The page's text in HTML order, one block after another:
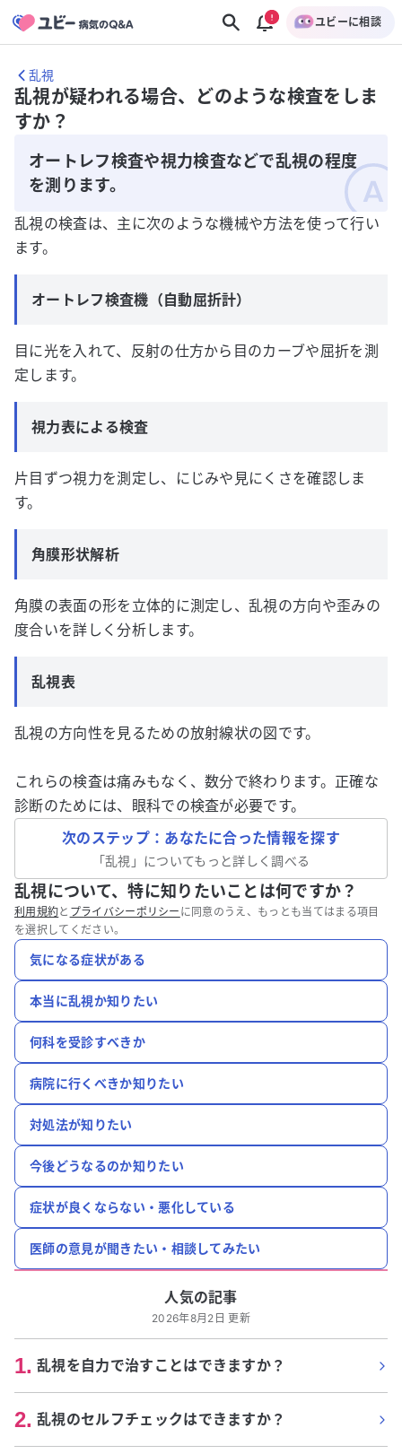
ユビーに相談
乱視
乱視が疑われる場合、どのような検査をしま
すか？
オートレフ検査や視力検査などで乱視の程度
を測ります。
乱視の検査は、主に次のような機械や方法を使って行い
ます。
オートレフ検査機（自動屈折計）
目に光を入れて、反射の仕方から目のカーブや屈折を測
定します。
視力表による検査
片目ずつ視力を測定し、にじみや見にくさを確認しま
す。
角膜形状解析
角膜の表面の形を立体的に測定し、乱視の方向や歪みの
度合いを詳しく分析します。
乱視表
乱視の方向性を見るための放射線状の図です。
これらの検査は痛みもなく、数分で終わります。正確な
診断のためには、眼科での検査が必要です。
次のステップ：あなたに合った情報を探す
「乱視 」についてもっと詳しく調べる
乱視について、特に知りたいことは何ですか？
利用規約と プライバシーポリシー に同意のうえ、もっとも当てはまる項目
を選択してください。
気になる症状がある
本当に乱視か知りたい
何科を受診すべきか
病院に行くべきか知りたい
対処法が知りたい
今後どうなるのか知りたい
症状が良くならない・悪化している
医師の意見が聞きたい・相談してみたい
人気の記事
2026年8月2日 更新
1. 乱視を自力で治すことはできますか？
2. 乱視のセルフチェックはできますか？